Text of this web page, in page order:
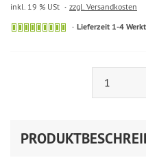
inkl. 19 % USt zzgl. Versandkosten
Lieferzeit 1-4
1